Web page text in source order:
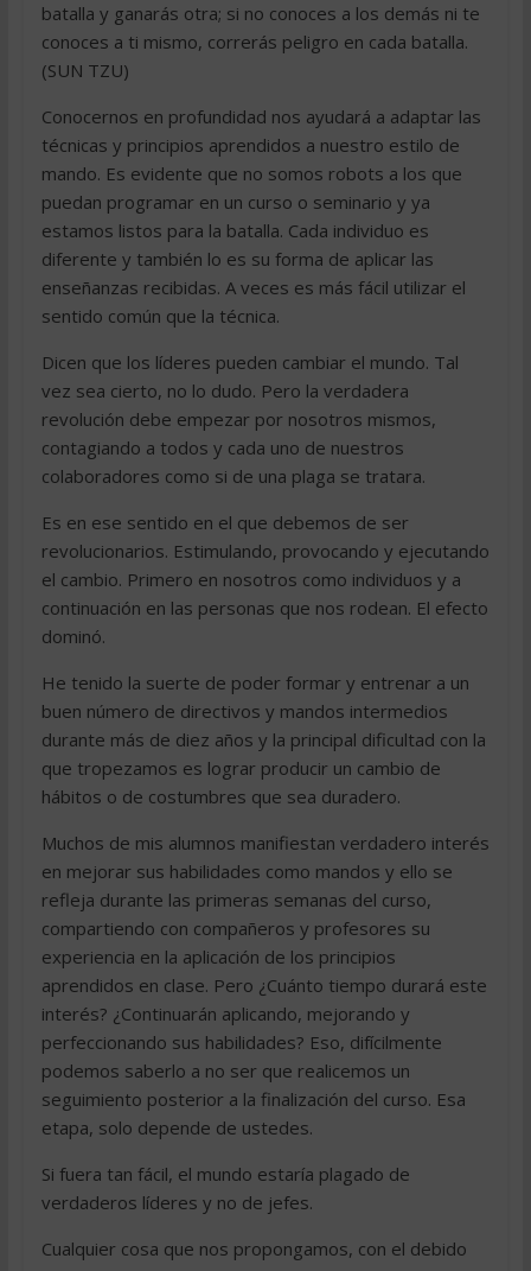
batalla y ganarás otra; si no conoces a los demás ni te
conoces a ti mismo, correrás peligro en cada batalla.
(SUN TZU)
Conocernos en profundidad nos ayudará a adaptar las
técnicas y principios aprendidos a nuestro estilo de
mando. Es evidente que no somos robots a los que
puedan programar en un curso o seminario y ya
estamos listos para la batalla. Cada individuo es
diferente y también lo es su forma de aplicar las
enseñanzas recibidas. A veces es más fácil utilizar el
sentido común que la técnica.
Dicen que los líderes pueden cambiar el mundo. Tal
vez sea cierto, no lo dudo. Pero la verdadera
revolución debe empezar por nosotros mismos,
contagiando a todos y cada uno de nuestros
colaboradores como si de una plaga se tratara.
Es en ese sentido en el que debemos de ser
revolucionarios. Estimulando, provocando y ejecutando
el cambio. Primero en nosotros como individuos y a
continuación en las personas que nos rodean. El efecto
dominó.
He tenido la suerte de poder formar y entrenar a un
buen número de directivos y mandos intermedios
durante más de diez años y la principal dificultad con la
que tropezamos es lograr producir un cambio de
hábitos o de costumbres que sea duradero.
Muchos de mis alumnos manifiestan verdadero interés
en mejorar sus habilidades como mandos y ello se
refleja durante las primeras semanas del curso,
compartiendo con compañeros y profesores su
experiencia en la aplicación de los principios
aprendidos en clase. Pero ¿Cuánto tiempo durará este
interés? ¿Continuarán aplicando, mejorando y
perfeccionando sus habilidades? Eso, difícilmente
podemos saberlo a no ser que realicemos un
seguimiento posterior a la finalización del curso. Esa
etapa, solo depende de ustedes.
Si fuera tan fácil, el mundo estaría plagado de
verdaderos líderes y no de jefes.
Cualquier cosa que nos propongamos, con el debido